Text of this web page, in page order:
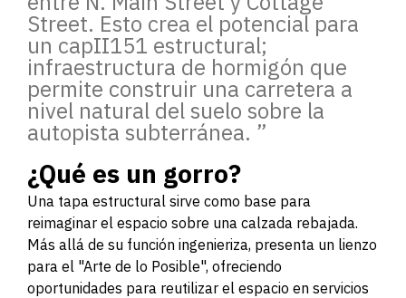
Street. Esto crea el potencial para
un capII151 estructural;
infraestructura de hormigón que
permite construir una carretera a
nivel natural del suelo sobre la
autopista subterránea. ”
¿Qué es un gorro?
Una tapa estructural sirve como base para
reimaginar el espacio sobre una calzada rebajada.
Más allá de su función ingenieriza, presenta un lienzo
para el "Arte de lo Posible", ofreciendo
oportunidades para reutilizar el espacio en servicios